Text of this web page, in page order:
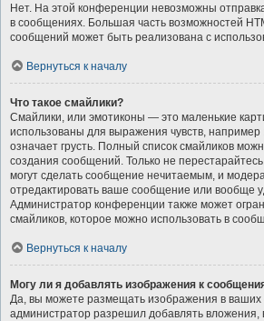
Нет. На этой конференции невозможны
в сообщениях. Большая часть возможностей
сообщений может быть реализована с
Вернуться к началу
Что такое смайлики?
Смайлики, или эмотиконы — это маленькие
использованы для выражения чувств, например
означает грусть. Полный список смайликов
создания сообщений. Только не
могут сделать сообщение нечитаемым, и
отредактировать ваше сообщение или вообще
Администратор конференции также может
смайликов, которое можно использовать в
Вернуться к началу
Могу ли я добавлять изображения к
Да, вы можете размещать изображения в
администратор разрешил добавлять вложения,